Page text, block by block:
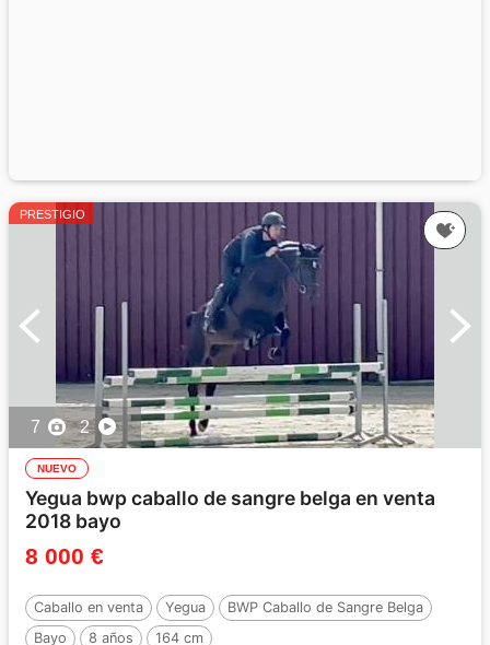
PRESTIGIO
7 2
NUEVO
Yegua bwp caballo de sangre belga en venta
2018 bayo
8 000 €
Caballo en venta Yegua
BWP Caballo de Sangre Belga
Bayo
8 años 164 cm